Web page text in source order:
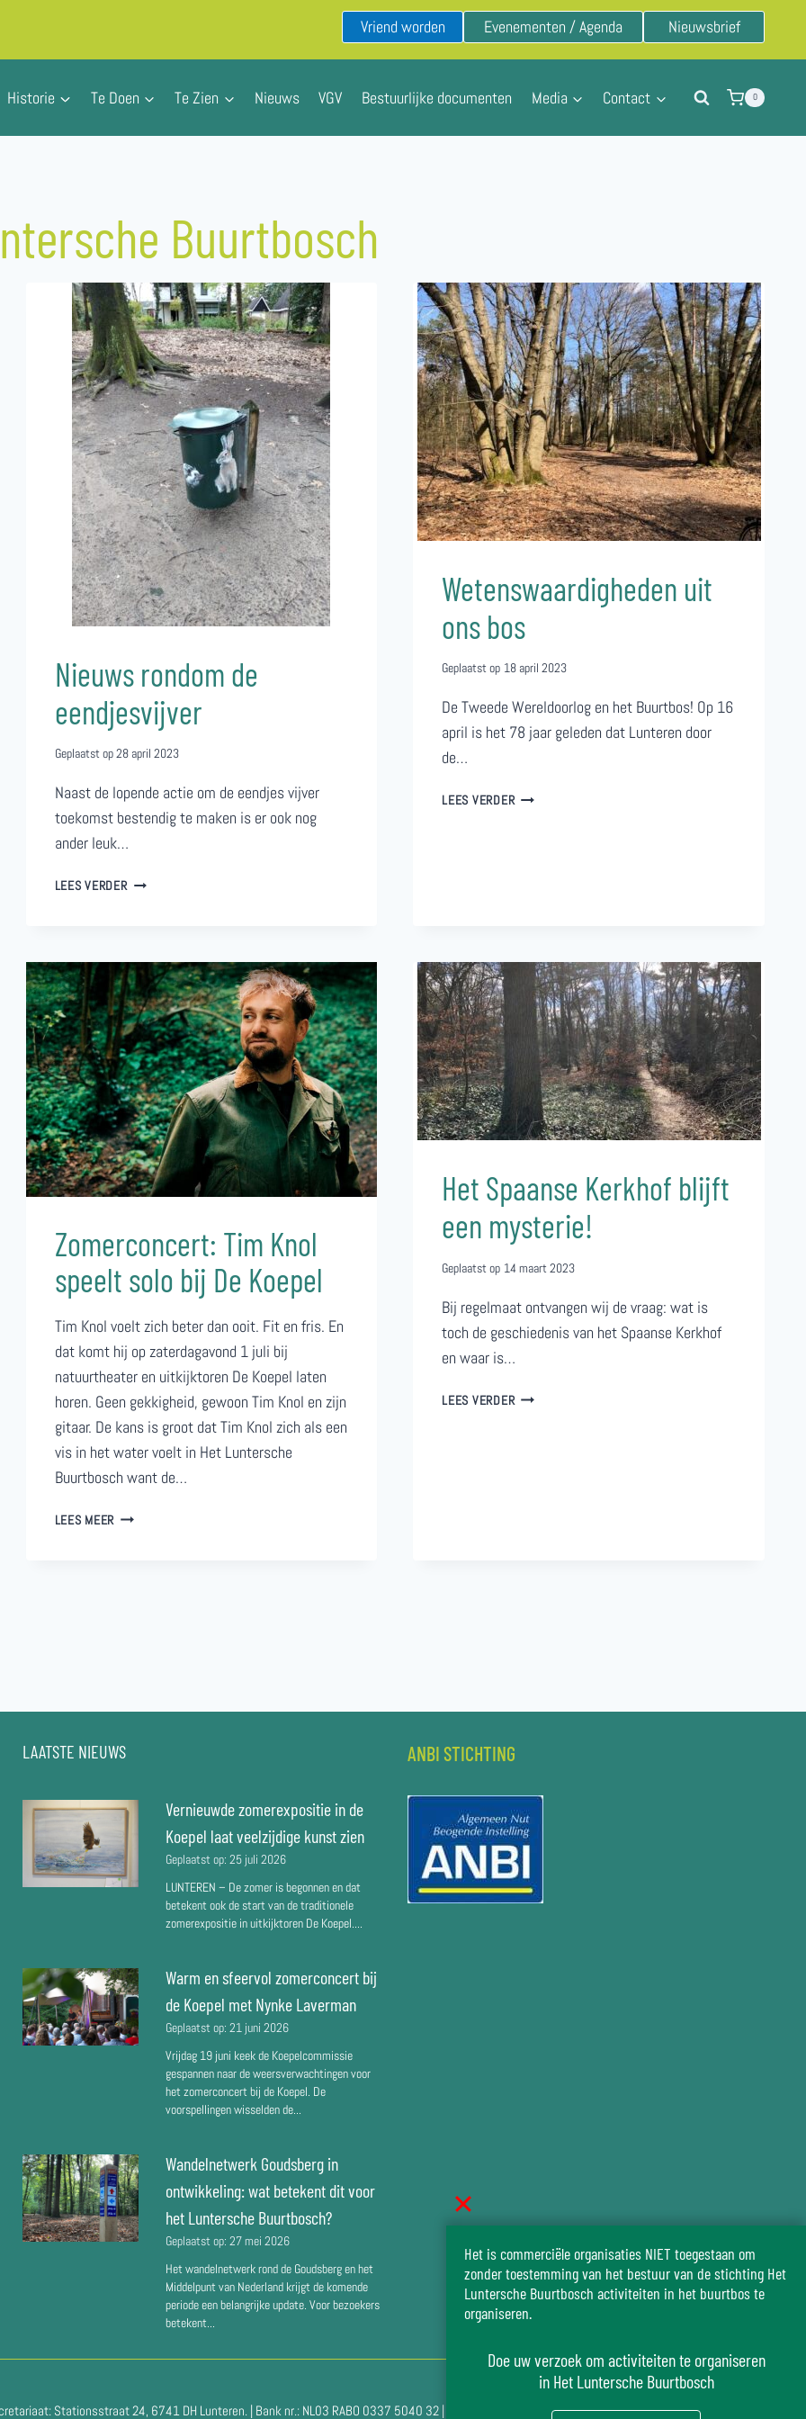
Vriend worden Evenementen / Agenda Nieuwsbrief
Historie Te Doen Te Zien Nieuws VGV Bestuurlijke documenten Media Contact 0
Buurtbosch
Nieuws rondom de
eendjesvijver
Geplaatst op28 april 2023
Naast de lopende actie om de eendjes vijver
toekomst bestendig te maken is er ook nog
ander leuk…
LEES VERDERNIEUWS
Wetenswaardigheden uit
ons bos
Geplaatst op 18 april 2023
De Tweede Wereldoorlog en het Buurtbos! Op 16
april is het 78 jaar geleden dat Lunteren door
de…
LEES VERDERWETENSWAARDIGHEDEN
Zomerconcert: Tim Knol
speelt solo bij De Koepel
Tim Knol voelt zich beter dan ooit. Fit en fris. En
dat komt hij op zaterdagavond 1 juli bij
natuurtheater en uitkijktoren De Koepel laten
horen. Geen gekkigheid, gewoon Tim Knol en zijn
gitaar. De kans is groot dat Tim Knol zich als een
vis in het water voelt in Het Luntersche
Buurtbosch want de…
LEES MEER ZOMERCONCERT:
Het Spaanse Kerkhof blijft
een mysterie!
Geplaatst op 14 maart 2023
Bij regelmaat ontvangen wij de vraag: wat is
toch de geschiedenis van het Spaanse Kerkhof
en waar is…
LEES VERDERHET
LAATSTE NIEUWS
Vernieuwde zomerexpositie in de
Koepel laat veelzijdige kunst zien
Geplaatst op:25 juli 2026
LUNTEREN – De zomer is begonnen en dat
betekent ook de start van de traditionele
zomerexpositie in uitkijktoren De Koepel....
Warm en sfeervol zomerconcert bij
de Koepel met Nynke Laverman
Geplaatst op:21 juni 2026
Vrijdag 19 juni keek de Koepelcommissie
gespannen naar de weersverwachtingen voor
het zomerconcert bij de Koepel. De
voorspellingen wisselden de...
Wandelnetwerk Goudsberg in
ontwikkeling: wat betekent dit voor
het Luntersche Buurtbosch?
Geplaatst op:27 mei 2026
Het wandelnetwerk rond de Goudsberg en het
Middelpunt van Nederland krijgt de komende
periode een belangrijke update. Voor bezoekers
betekent...
ANBI STICHTING
Stationsstraat 24, 6741 DH Lunteren. | Bank nr.: NL03 RABO 0337 5040 32 | KvK nr.: 41047528 | RSIN nr.: 003597477
Het is commerciële organisaties NIET toegestaan om
zonder toestemming van het bestuur van de stichting Het
Luntersche Buurtbosch activiteiten in het buurtbos te
organiseren.
Doe uw verzoek om activiteiten te organiseren
in Het Luntersche Buurtbosch